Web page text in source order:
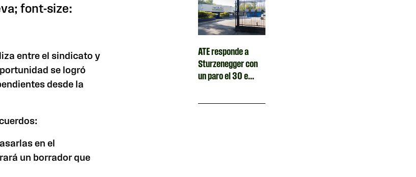
font-size:
entre el sindicato y
se logró
desde la
en el
un borrador que
ATE responde a
Sturzenegger con
un paro el 30 e...